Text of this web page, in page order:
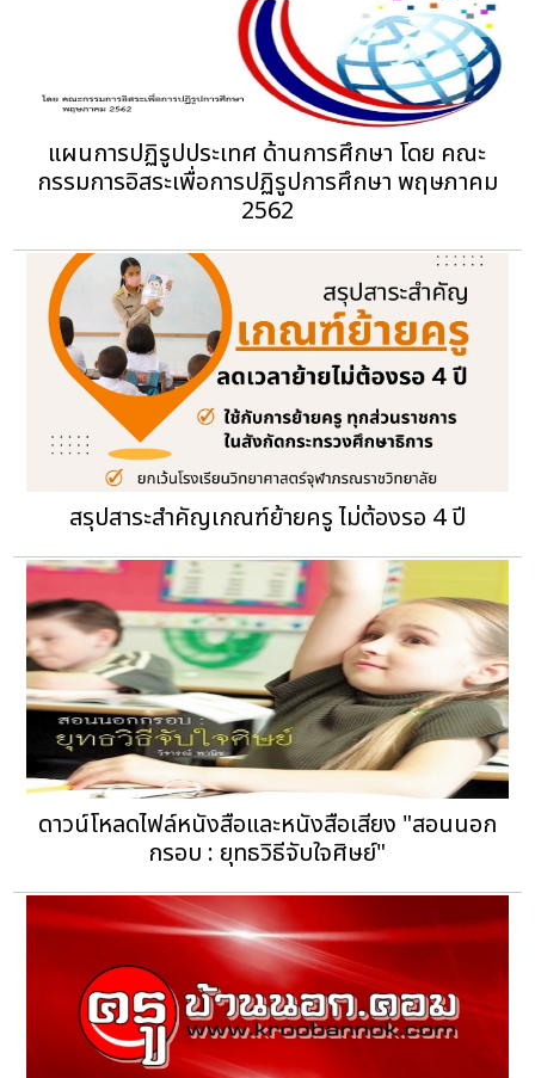
แผนการปฏิรูปประเทศ ด้านการศึกษา โดย คณะ
กรรมการอิสระเพื่อการปฏิรูปการศึกษา พฤษภาคม
2562
สรุปสาระสำคัญเกณฑ์ย้ายครู ไม่ต้องรอ 4 ปี
ดาวน์โหลดไฟล์หนังสือและหนังสือเสียง "สอนนอก
กรอบ : ยุทธวิธีจับใจศิษย์"